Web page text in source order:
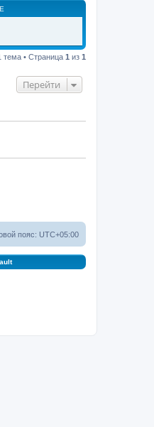
тема • Страница 1 из 1
Перейти
пояс: UTC+05:00